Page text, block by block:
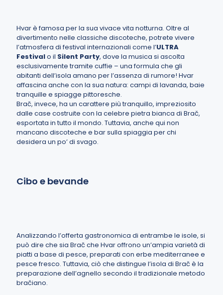
Hvar è famosa per la sua vivace vita notturna. Oltre al
divertimento nelle classiche discoteche, potrete vivere
l’atmosfera di festival internazionali come l’ULTRA
Festivalo il Silent Party, dove la musica si ascolta
esclusivamente tramite cuffie – una formula che gli
abitanti dell’isola amano per l’assenza di rumore! Hvar
affascina anche con la sua natura: campi di lavanda, baie
tranquille e spiagge pittoresche.
Brač, invece, ha un carattere più tranquillo, impreziosito
dalle case costruite con la celebre pietra bianca di Brač,
esportata in tutto il mondo. Tuttavia, anche qui non
mancano discoteche e bar sulla spiaggia per chi
desidera un po’ di svago.
Cibo e bevande
Analizzando l’offerta gastronomica di entrambe le isole, si
può dire che sia Brač che Hvar offrono un’ampia varietà di
piatti a base di pesce, preparati con erbe mediterranee e
pesce fresco. Tuttavia, ciò che distingue l’isola di Brač è la
preparazione dell’agnello secondo il tradizionale metodo
bračiano.